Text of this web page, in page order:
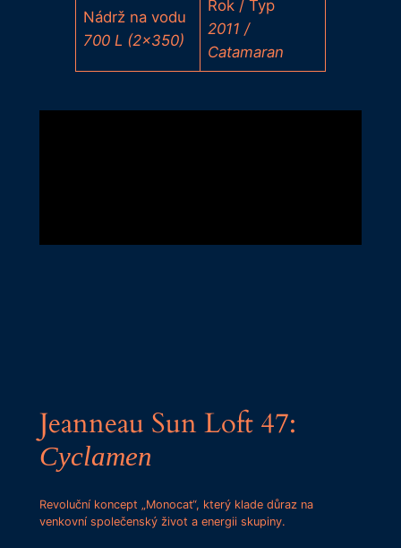
Nádrž na vodu
700 L (2×350)
Rok / Typ
2011 /
Catamaran
Jeanneau Sun Loft 47:
Cyclamen
Revoluční koncept „Monocat“, který klade důraz na
venkovní společenský život a energii skupiny.